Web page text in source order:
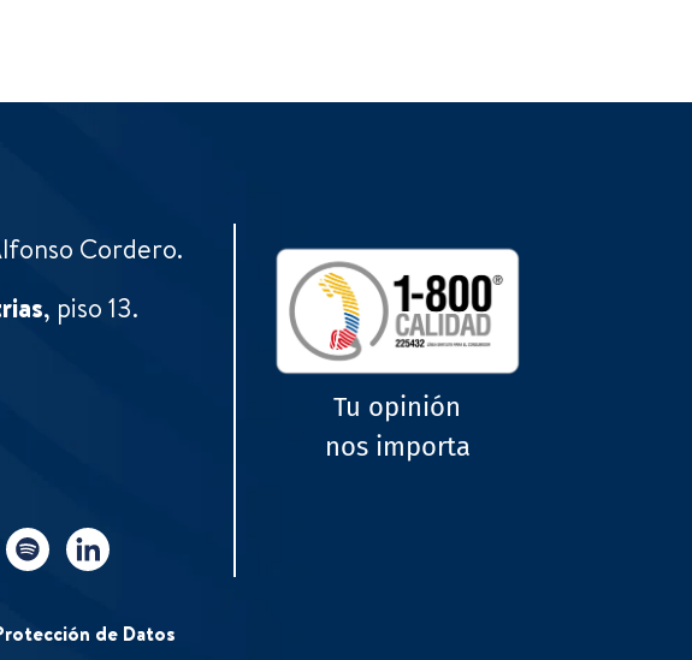
Cordero.
, piso 13.
Tu opinión
nos importa
de Datos